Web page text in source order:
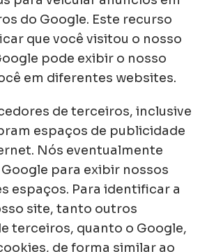
do Google. Este recurso
que você visitou o nosso
pode exibir o nosso
em diferentes websites.
de terceiros, inclusive
espaços de publicidade
Nós eventualmente
para exibir nossos
espaços. Para identificar a
site, tanto outros
terceiros, quanto o Google,
de forma similar ao